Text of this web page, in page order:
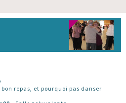
repas, et pourquoi pas danser